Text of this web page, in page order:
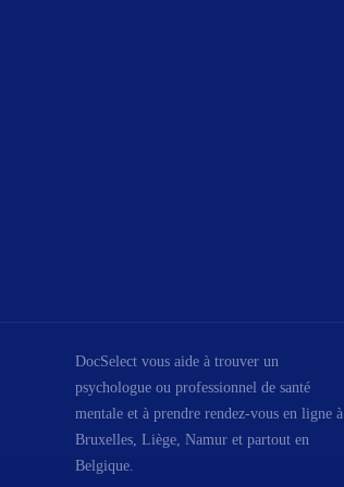
DocSelect vous aide à trouver un
psychologue ou professionnel de santé
mentale et à prendre rendez-vous en ligne à
Bruxelles, Liège, Namur et partout en
Belgique.